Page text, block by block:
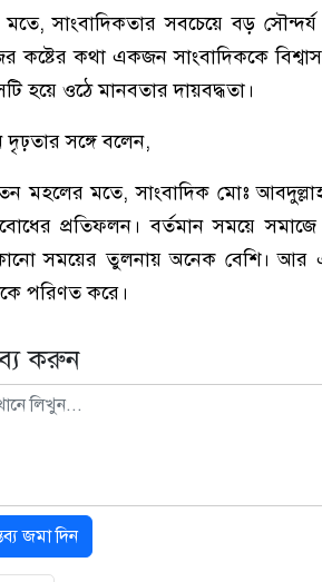
মতে, সাংবাদিকতার সবচেয়ে বড়
কষ্টের কথা একজন সাংবাদিককে
হয়ে ওঠে মানবতার দায়বদ্ধতা।
দৃঢ়তার সঙ্গে বলেন,
মহলের মতে, সাংবাদিক মোঃ
প্রতিফলন। বর্তমান সময়ে
সময়ের তুলনায় অনেক বেশি। আর
পরিণত করে।
করুন
জমা দিন